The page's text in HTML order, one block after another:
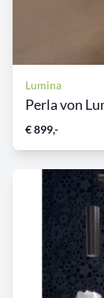
Lumina
Perla von
€ 899,-